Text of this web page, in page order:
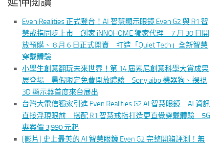
Even Realities 正式登台！AI 智慧顯示眼鏡 Even G2 與 R1 智
慧戒指同步上市 創家 iNNOHOME 獨家代理 7 月 30 日開
放預購、 8 月 6 日正式開賣 打造「Quiet Tech」全新智慧
穿戴體驗
小學生創意翻玩未來世界！第 14 屆索尼創意科學大賞成果
展登場 暑假限定免費開放體驗 Sony aibo 機器狗、裸視
3D 顯示器首度來台展出
台灣大電信獨家引進 Even Realities G2 AI 智慧眼鏡 AI 資訊
直接浮現眼前 搭配 R1 智慧戒指打造更直覺穿戴體驗 5G
專案價 3,990 元起
[影片] 史上最美的 AI 智慧眼鏡 Even G2 完整開箱評測！無